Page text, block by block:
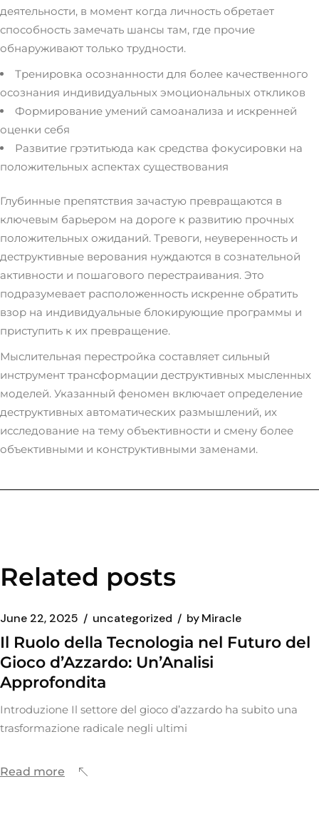
деятельности, в момент когда личность обретает
способность замечать шансы там, где прочие
обнаруживают только трудности.
Тренировка осознанности для более качественного
осознания индивидуальных эмоциональных откликов
Формирование умений самоанализа и искренней
оценки себя
Развитие грэтитьюда как средства фокусировки на
положительных аспектах существования
Глубинные препятствия зачастую превращаются в
ключевым барьером на дороге к развитию прочных
положительных ожиданий. Тревоги, неуверенность и
деструктивные верования нуждаются в сознательной
активности и пошагового перестраивания. Это
подразумевает расположенность искренне обратить
взор на индивидуальные блокирующие программы и
приступить к их превращение.
Мыслительная перестройка составляет сильный
инструмент трансформации деструктивных мысленных
моделей. Указанный феномен включает определение
деструктивных автоматических размышлений, их
исследование на тему объективности и смену более
объективными и конструктивными заменами.
Related posts
June 22, 2025 uncategorized byMiracle
Il Ruolo della Tecnologia nel Futuro del
Gioco d’Azzardo: Un’Analisi
Approfondita
Introduzione Il settore del gioco d’azzardo ha subito una
trasformazione radicale negli ultimi
Read more